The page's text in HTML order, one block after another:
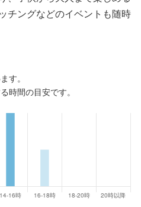
チングなどのイベントも随時
す。
時間の目安です。